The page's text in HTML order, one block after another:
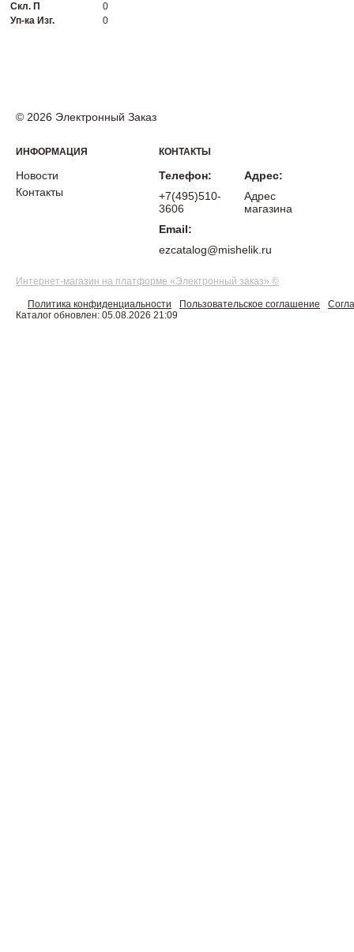
Скл. П
0
Уп-ка Изг.
0
© 2026 Электронный Заказ
ИНФОРМАЦИЯ
Новости
Контакты
КОНТАКТЫ
Телефон:
+7(495)510-
3606
Email:
ezcatalog@mishelik.ru
Адрес:
Адрес
магазина
Интернет-магазин на платформе «Электронный заказ» ©
Политика конфиденциальности Пользовательское соглашение
Каталог обновлен: 05.08.2026 21:09